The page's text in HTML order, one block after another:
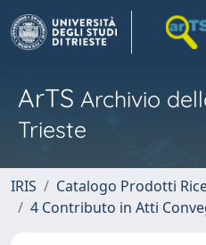
ArTS Archivio
Trieste
IRIS
Catalogo Prodotti
4 Contributo in Atti